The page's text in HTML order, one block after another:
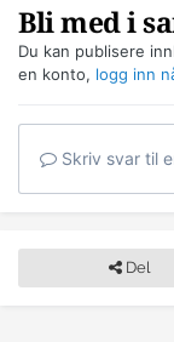
Bli med i
Du kan publisere
en konto, logg inn
Skriv svar til
Del